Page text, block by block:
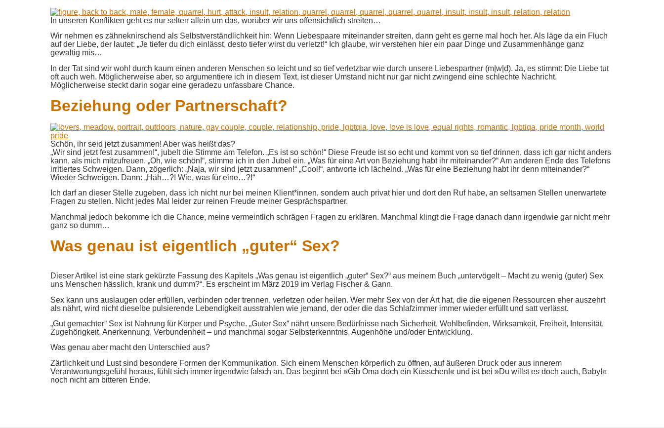
In unseren Konflikten geht es nur selten allein um das, worüber wir uns offensichtlich streiten…
Wir nehmen es zähneknirschend als Selbstverständlichkeit hin: Wenn Liebespaare miteinander streiten, dann geht es gerne mal hoch her. Als läge da ein Fluch
auf der Liebe, der lautet: „Je tiefer du dich einlässt, desto tiefer wirst du verletzt!“ Ich glaube, wir verstehen hier ein paar Dinge und Zusammenhänge ganz
gewaltig mis…
In der Tat sind wir wohl durch kaum einen anderen Menschen so leicht und so tief verletzbar wie durch unsere Liebespartner (m|w|d). Ja, es stimmt: Die Liebe tut
oft auch weh. Möglicherweise aber, so argumentiere ich in diesem Text, ist dieser Umstand nicht nur gar nicht zwingend eine schlechte Nachricht.
Möglicherweise steckt darin sogar eine geradezu unfassbare Chance.
Beziehung oder Partnerschaft?
Schön, ihr seid jetzt zusammen! Aber was heißt das?
„Wir sind jetzt fest zusammen!“, jubelt die Stimme am Telefon. „Es ist so schön!“ Diese Freude ist so echt und kommt von so tief drinnen, dass ich gar nicht anders
kann, als mich mitzufreuen. „Oh, wie schön!“, stimme ich in den Jubel ein. „Was für eine Art von Beziehung habt ihr miteinander?“ Am anderen Ende des Telefons
irritiertes Schweigen. Dann, zögerlich: „Naja, wir sind jetzt zusammen!“ „Cool!“, antworte ich lächelnd. „Was für eine Beziehung habt ihr denn miteinander?“
Wieder Schweigen. Dann: „Häh…?! Wie, was für eine…?!“
Ich darf an dieser Stelle zugeben, dass ich nicht nur bei meinen Klient*innen, sondern auch privat hier und dort den Ruf habe, an seltsamen Stellen unerwartete
Fragen zu stellen. Nicht jedes Mal leider zur reinen Freude meiner Gesprächspartner.
Manchmal jedoch bekomme ich die Chance, meine vermeintlich schrägen Fragen zu erklären. Manchmal klingt die Frage danach dann irgendwie gar nicht mehr
ganz so dumm…
Was genau ist eigentlich „guter“ Sex?
Dieser Artikel ist eine stark gekürzte Fassung des Kapitels „Was genau ist eigentlich „guter“ Sex?“ aus meinem Buch „untervögelt – Macht zu wenig (guter) Sex
uns Menschen hässlich, krank und dumm?“. Es erscheint im März 2019 im Verlag Fischer & Gann.
Sex kann uns auslaugen oder erfüllen, verbinden oder trennen, verletzen oder heilen. Wer mehr Sex von der Art hat, die die eigenen Ressourcen eher auszehrt
als nährt, wird nicht dieselbe pulsierende Lebendigkeit ausstrahlen wie jemand, der oder die das Schlafzimmer immer wieder erfüllt und satt verlässt.
„Gut gemachter“ Sex ist Nahrung für Körper und Psyche. „Guter Sex“ nährt unsere Bedürfnisse nach Sicherheit, Wohlbefinden, Wirksamkeit, Freiheit, Intensität,
Zugehörigkeit, Anerkennung, Verbundenheit – und manchmal sogar Selbsterkenntnis, Augenhöhe und/oder Entwicklung.
Was genau aber macht den Unterschied aus?
Zärtlichkeit und Lust sind besondere Formen der Kommunikation. Sich einem Menschen körperlich zu öffnen, auf äußeren Druck oder aus innerem
Verantwortungsgefühl heraus, fühlt sich immer irgendwie falsch an. Das beginnt bei »Gib Oma doch ein Küsschen!« und ist bei »Du willst es doch auch, Baby!«
noch nicht am bitteren Ende.